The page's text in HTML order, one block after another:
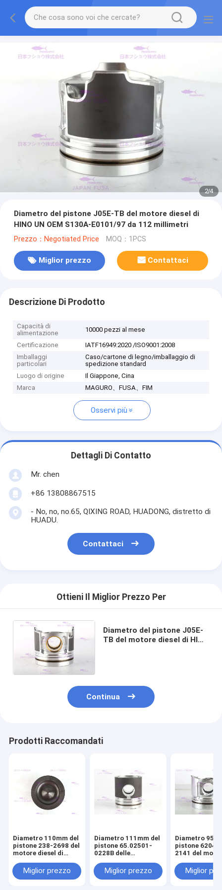
2/4
Diametro del pistone J05E-TB del motore diesel di
HINO UN OEM S130A-E0101/97 da 112 millimetri
Prezzo：Negotiated Price MOQ：1PCS
Miglior prezzo Contattaci
Descrizione Di Prodotto
Capacità di
alimentazione
10000 pezzi al mese
Certificazione
IATF16949:2020 /ISO9001:2008
Imballaggi
particolari
Caso/cartone di legno/imballaggio di
spedizione standard
Luogo di origine
Il Giappone, Cina
Marca
MAGURO、FUSA、FIM
Osservi più
Dettagli Di Contatto
Mr. chen
+86 13808867515
- No, no, no.65, QIXING ROAD, HUADONG, distretto di
HUADU.
Contattaci
Ottieni Il Miglior Prezzo Per
Diametro del pistone J05E-
TB del motore diesel di HINO
Continua
Prodotti Raccomandati
Diametro 110mm del
pistone 238-2698 del
motore diesel di
Miglior prezzo
Diametro 111mm del
pistone 65.02501-
0228B delle
motore di DOOSAN
DE08T
Miglior prezzo
Diametro
pistone 6204-
2141 del
S4D95LE-2
Miglior